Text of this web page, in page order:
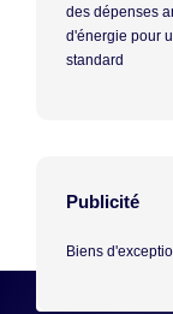
des dépenses
d'énergie pour
standard
Publicité
Biens